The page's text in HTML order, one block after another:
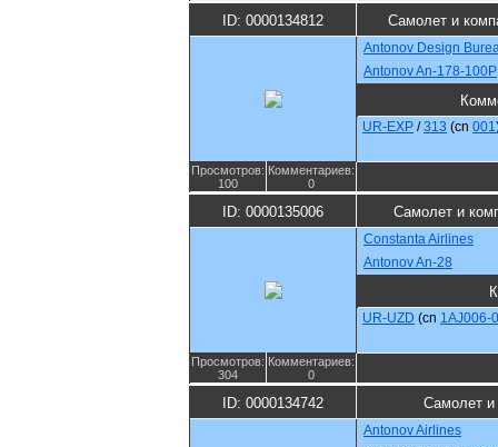
ID: 0000134812 Самолет и
Antonov Design
Antonov An-178-100P
UR-EXP /313 (cn 001
Просмотров:
100
Комментариев:
0
ID: 0000135006 Самолет и
Constanta Airlines
Antonov An-28
UR-UZD (cn 1AJ006-
Просмотров:
304
Комментариев:
0
ID: 0000134742 Самолет и
Antonov Airlines